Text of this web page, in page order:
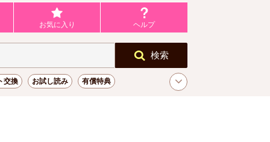
お気に入り ヘルプ
検索
交換 お試し読み 有償特典